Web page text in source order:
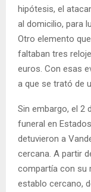
hipótesis, el
al domicilio, para
Otro elemento
faltaban tres
euros. Con esas
a que se trató de
Sin embargo, el 2
funeral en
detuvieron a
cercana. A partir
compartía con su
establo cercano,